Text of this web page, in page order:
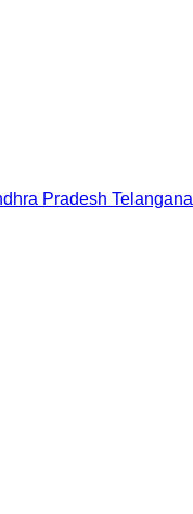
Pradesh Telangana